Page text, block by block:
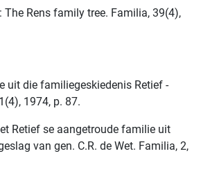
The Rens family tree. Familia, 39(4),
uit die familiegeskiedenis Retief -
1974, p. 87.
Retief se aangetroude familie uit
van gen. C.R. de Wet. Familia, 2,